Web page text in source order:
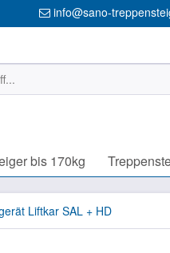
info@sano-
bis 170kg
Liftkar SAL + HD